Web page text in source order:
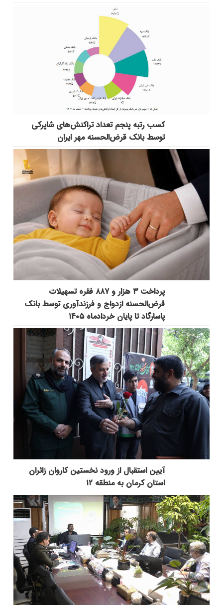
کسب رتبه پنجم تعداد تراکنش‌های شاپرکی
توسط بانک قرض‌الحسنه مهر ایران
پرداخت ۳ هزار و ۸۸۷ فقره تسهیلات
قرض‌الحسنه ازدواج و فرزندآوری توسط بانک
پاسارگاد تا پایان خردادماه ۱۴۰۵
آیین استقبال از ورود نخستین کاروان زائران
استان کرمان به منطقه ۱۲